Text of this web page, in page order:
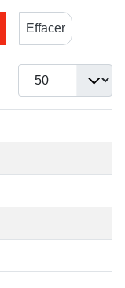
Effacer
Afficher #